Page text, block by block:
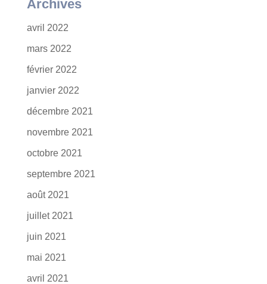
Archives
avril 2022
mars 2022
février 2022
janvier 2022
décembre 2021
novembre 2021
octobre 2021
septembre 2021
août 2021
juillet 2021
juin 2021
mai 2021
avril 2021